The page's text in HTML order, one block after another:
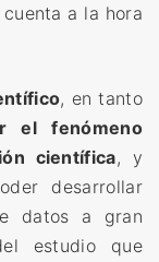
a la hora
, en tanto
el fenómeno
científica, y
desarrollar
datos a gran
estudio que